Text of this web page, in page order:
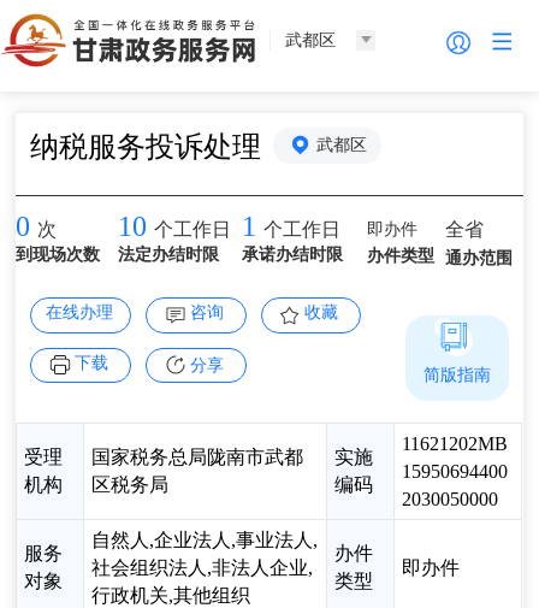
武都区
纳税服务投诉处理 武都区
0 次
到现场次数
10 个工作日
法定办结时限
1 个工作日
承诺办结时限
即办件
办件类型
全省
通办范围
在线办理 咨询 收藏
下载 分享
受理
机构
国家税务总局陇南市武都
区税务局
实施
编码
11621202MB
15950694400
2030050000
服务
对象
自然人,企业法人,事业法人,
社会组织法人,非法人企业,
行政机关,其他组织
办件
类型
即办件
简版指南